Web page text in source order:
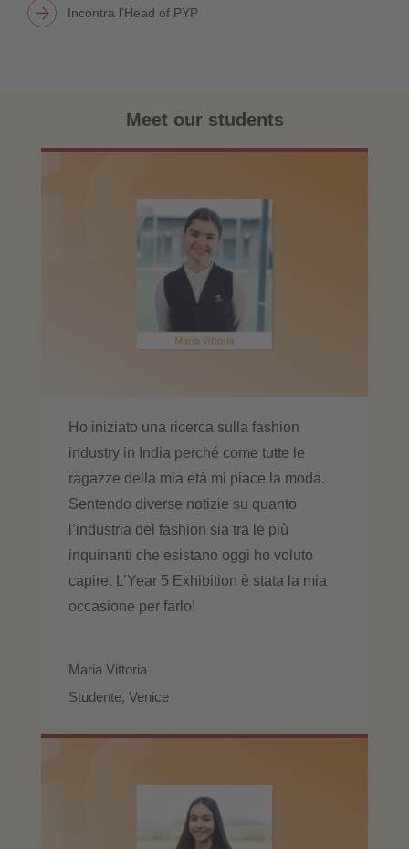
Incontra l’Head of PYP
Meet our students
Ho iniziato una ricerca sulla fashion
industry in India perché come tutte le
ragazze della mia età mi piace la moda.
Sentendo diverse notizie su quanto
l’industria del fashion sia tra le più
inquinanti che esistano oggi ho voluto
capire. L’Year 5 Exhibition è stata la mia
occasione per farlo!
Maria Vittoria
Studente, Venice